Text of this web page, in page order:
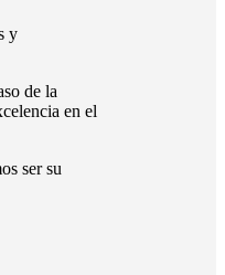
y
de la
en el
ser su